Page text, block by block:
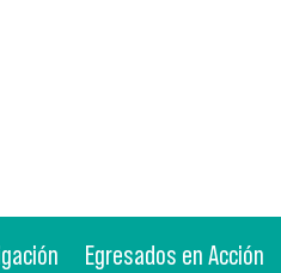
Egresados en Acción